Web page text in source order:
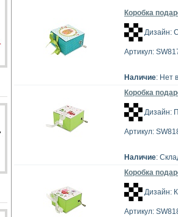
Коробка
Дизайн:
Артикул:
Наличие: Нет
Коробка
Дизайн:
Артикул:
Наличие:
Коробка
Дизайн:
Артикул: